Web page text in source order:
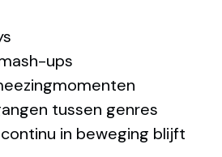
ups
tussen genres
in beweging blijft